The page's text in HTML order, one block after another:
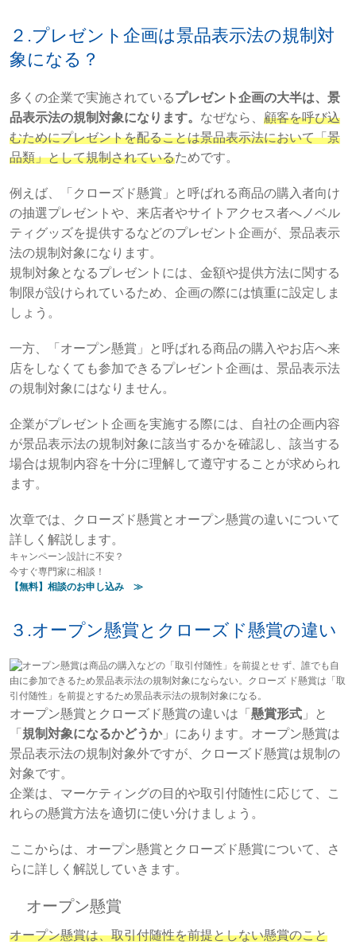
２.プレゼント企画は景品表示法の規制対
象になる？
多くの企業で実施されているプレゼント企画の大半は、景
品表示法の規制対象になります。 なぜなら、 顧客を呼び込
むためにプレゼントを配ることは景品表示法において「景
品類」として規制されているためです。
例えば、「クローズド懸賞」と呼ばれる商品の購入者向け
の抽選プレゼントや、来店者やサイトアクセス者へノベル
ティグッズを提供するなどのプレゼント企画が、景品表示
法の規制対象になります。
規制対象となるプレゼントには、金額や提供方法に関する
制限が設けられているため、企画の際には慎重に設定しま
しょう。
一方、「オープン懸賞」と呼ばれる商品の購入やお店へ来
店をしなくても参加できるプレゼント企画は、景品表示法
の規制対象にはなりません。
企業がプレゼント企画を実施する際には、自社の企画内容
が景品表示法の規制対象に該当するかを確認し、該当する
場合は規制内容を十分に理解して遵守することが求められ
ます。
次章では、クローズド懸賞とオープン懸賞の違いについて
詳しく解説します。
キャンペーン設計に不安？
今すぐ専門家に相談！
【無料】相談のお申し込み ≫
３.オープン懸賞とクローズド懸賞の違い
オープン懸賞とクローズド懸賞の違いは「 懸賞形式 」と
「 規制対象になるかどうか」にあります。オープン懸賞は
景品表示法の規制対象外ですが、クローズド懸賞は規制の
対象です。
企業は、マーケティングの目的や取引付随性に応じて、こ
れらの懸賞方法を適切に使い分けましょう。
ここからは、オープン懸賞とクローズド懸賞について、さ
らに詳しく解説していきます。
オープン懸賞
オープン懸賞は、取引付随性を前提としない懸賞のこと